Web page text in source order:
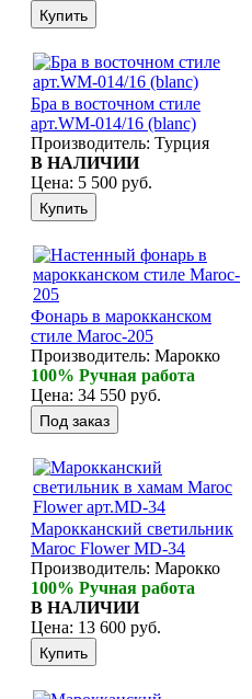
Бра в восточном стиле
арт.WM-014/16 (blanc)
Производитель: Турция
В НАЛИЧИИ
Цена: 5 500 руб.
Фонарь в марокканском
стиле Maroc-205
Производитель: Марокко
100% Ручная работа
Цена: 34 550 руб.
Марокканский светильник
Maroc Flower MD-34
Производитель: Марокко
100% Ручная работа
В НАЛИЧИИ
Цена: 13 600 руб.